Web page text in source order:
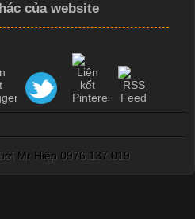
của website
Mr Hiệp 0976.137.019